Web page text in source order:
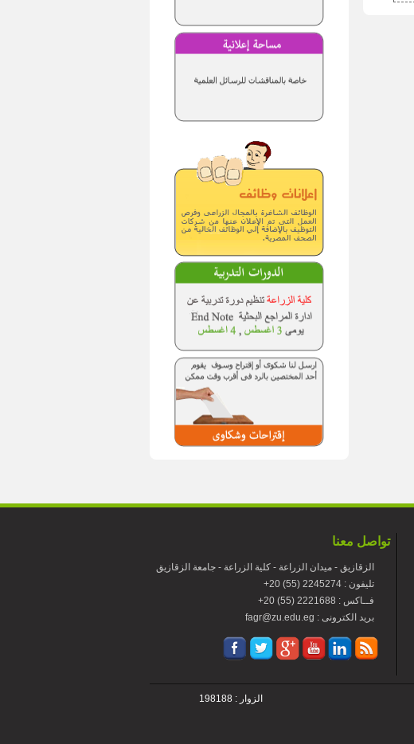
تواصل معنا
الزقازيق - ميدان الزراعة - كلية الزراعة - جامعة الزقازيق
+تليفون : 2245274 (55) 20
+فــاكس : 2221688 (55) 20
fagr@zu.edu.eg : بريد الكترونى
الزوار : 198188